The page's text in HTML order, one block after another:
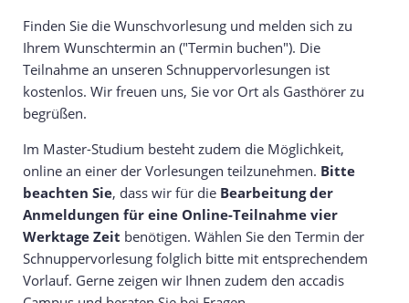
Finden Sie die Wunschvorlesung und melden sich zu
Ihrem Wunschtermin an ("Termin buchen"). Die
Teilnahme an unseren Schnuppervorlesungen ist
kostenlos. Wir freuen uns, Sie vor Ort als Gasthörer zu
begrüßen.
Im Master-Studium besteht zudem die Möglichkeit,
online an einer der Vorlesungen teilzunehmen. Bitte
beachten Sie, dass wir für die Bearbeitung der
Anmeldungen für eine Online-Teilnahme vier
Werktage Zeit benötigen. Wählen Sie den Termin der
Schnuppervorlesung folglich bitte mit entsprechendem
Vorlauf. Gerne zeigen wir Ihnen zudem den accadis